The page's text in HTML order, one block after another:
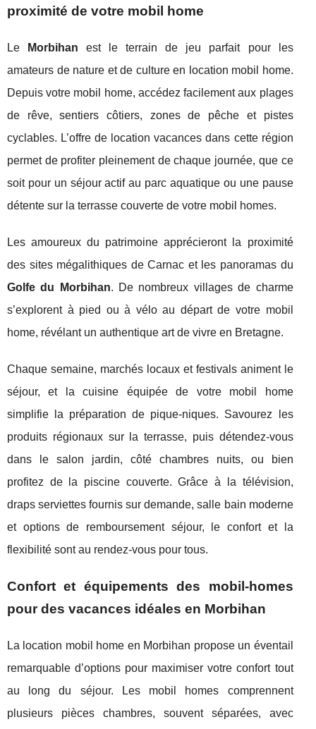
proximité de votre mobil home
Le Morbihan est le terrain de jeu parfait pour les
amateurs de nature et de culture en location mobil home.
Depuis votre mobil home, accédez facilement aux plages
de rêve, sentiers côtiers, zones de pêche et pistes
cyclables. L’offre de location vacances dans cette région
permet de profiter pleinement de chaque journée, que ce
soit pour un séjour actif au parc aquatique ou une pause
détente sur la terrasse couverte de votre mobil homes.
Les amoureux du patrimoine apprécieront la proximité
des sites mégalithiques de Carnac et les panoramas du
Golfe du Morbihan. De nombreux villages de charme
s’explorent à pied ou à vélo au départ de votre mobil
home, révélant un authentique art de vivre en Bretagne.
Chaque semaine, marchés locaux et festivals animent le
séjour, et la cuisine équipée de votre mobil home
simplifie la préparation de pique-niques. Savourez les
produits régionaux sur la terrasse, puis détendez-vous
dans le salon jardin, côté chambres nuits, ou bien
profitez de la piscine couverte. Grâce à la télévision,
draps serviettes fournis sur demande, salle bain moderne
et options de remboursement séjour, le confort et la
flexibilité sont au rendez-vous pour tous.
Confort et équipements des mobil-homes
pour des vacances idéales en Morbihan
La location mobil home en Morbihan propose un éventail
remarquable d’options pour maximiser votre confort tout
au long du séjour. Les mobil homes comprennent
plusieurs pièces chambres, souvent séparées, avec